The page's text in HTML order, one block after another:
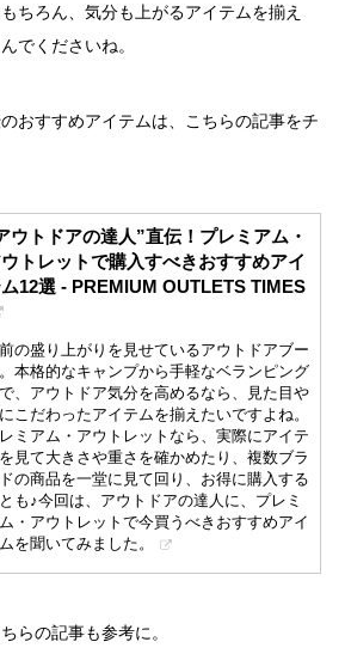
ちろん、気分も上がるアイテムを揃え
でくださいね。
おすすめアイテムは、こちらの記事をチ
ウトドアの達人”直伝！プレミアム・
トレットで購入すべきおすすめアイ
12選 - PREMIUM OUTLETS TIMES
の盛り上がりを見せているアウトドアブー
本格的なキャンプから手軽なベランピング
、アウトドア気分を高めるなら、見た目や
こだわったアイテムを揃えたいですよね。
ミアム・アウトレットなら、実際にアイテ
見て大きさや重さを確かめたり、複数ブラ
の商品を一堂に見て回り、お得に購入する
も♪今回は、アウトドアの達人に、プレミ
・アウトレットで今買うべきおすすめアイ
を聞いてみました。
らの記事も参考に。